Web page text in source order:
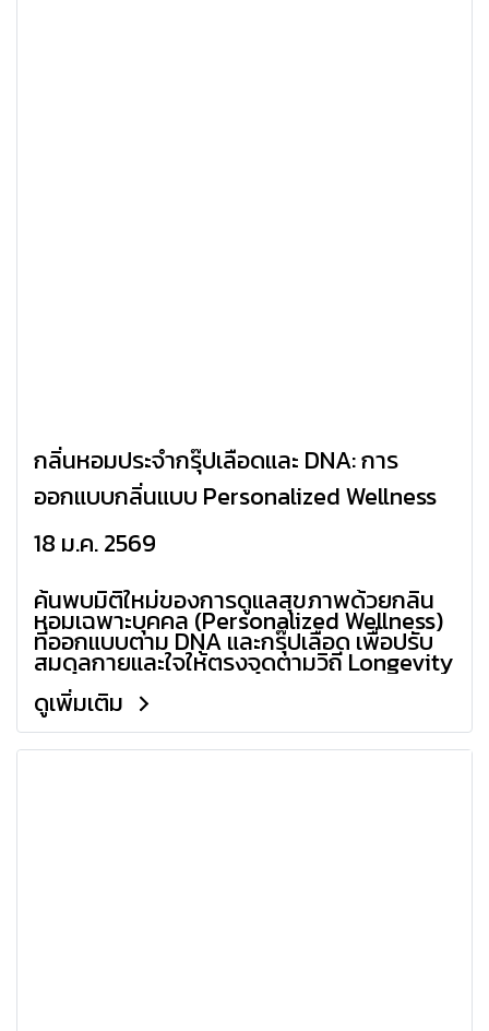
กลิ่นหอมประจำกรุ๊ปเลือดและ DNA: การ
ออกแบบกลิ่นแบบ Personalized Wellness
18 ม.ค. 2569
ค้นพบมิติใหม่ของการดูแลสุขภาพด้วยกลิ่น
หอมเฉพาะบุคคล (Personalized Wellness)
ที่ออกแบบตาม DNA และกรุ๊ปเลือด เพื่อปรับ
สมดุลกายและใจให้ตรงจุดตามวิถี Longevity
2026
ดูเพิ่มเติม